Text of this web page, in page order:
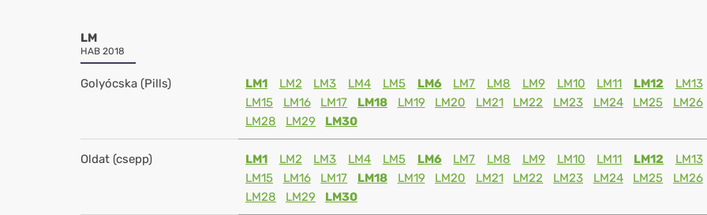
LM
HAB 2018
Golyócska (Pills) LM1 LM2 LM3 LM4 LM5 LM6 LM7 LM8 LM9 LM10 LM11 LM12
LM13
LM15
LM16 LM17 LM18 LM19 LM20 LM21 LM22 LM23 LM24 LM25
LM26
LM28
LM29 LM30
Oldat (csepp) LM1 LM2 LM3 LM4 LM5 LM6 LM7 LM8 LM9 LM10 LM11 LM12
LM13
LM15
LM16 LM17 LM18 LM19 LM20 LM21 LM22 LM23 LM24 LM25
LM26
LM28
LM29 LM30